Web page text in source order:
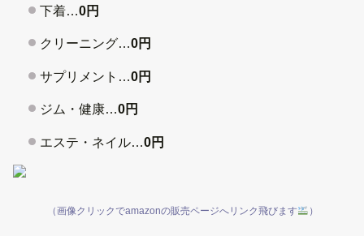
下着…0円
クリーニング…0円
サプリメント…0円
ジム・健康…0円
エステ・ネイル…0円
（画像クリックでamazonの販売ページへリンク飛びます ）